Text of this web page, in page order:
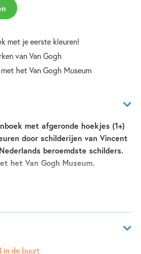
met je eerste kleuren!
van Van Gogh
het Van Gogh Museum
met afgeronde hoekjes (1+)
door schilderijen van Vincent
beroemdste schilders.
het Van Gogh Museum.
leren met de kunstwerken van
de hand van zijn kleurrijke en
van de gele
wereld te ontdekken!
1 - 3 jaar
in de buurt